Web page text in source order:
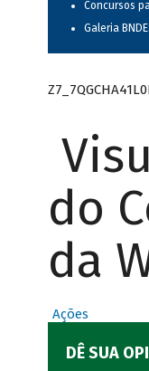
Concursos
Galeria
do
da
Ações
DÊ SUA